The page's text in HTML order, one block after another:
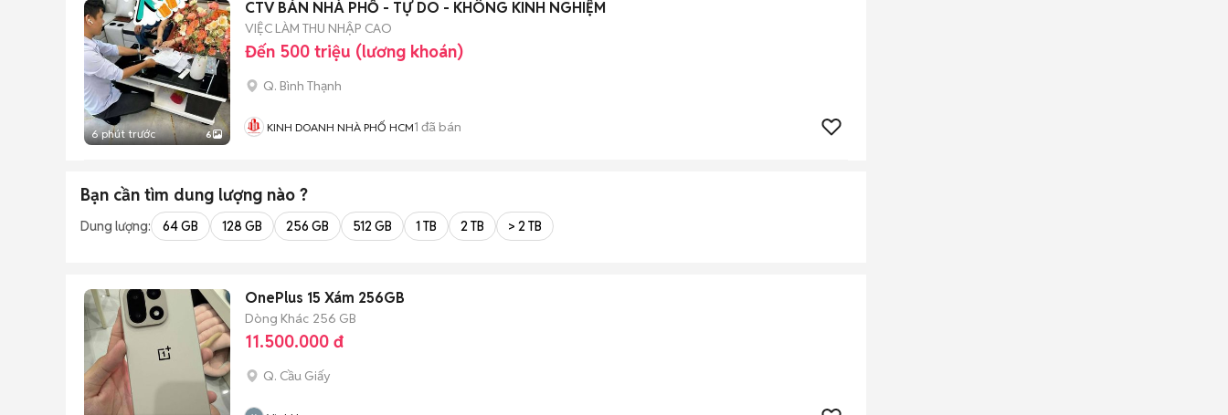
6 phút trước 6
CTV BÁN NHÀ PHỐ - TỰ DO - KHÔNG KINH NGHIỆM
VIỆC LÀM THU NHẬP CAO
Đến 500 triệu (lương khoán)
Q. Bình Thạnh
KINH DOANH NHÀ PHỐ HCM1 đã bán
Bạn cần tìm dung lượng nào ?
Dung lượng: 64 GB 128 GB 256 GB 512 GB 1 TB 2 TB > 2 TB
OnePlus 15 Xám 256GB
Dòng Khác 256 GB
11.500.000 đ
Q. Cầu Giấy